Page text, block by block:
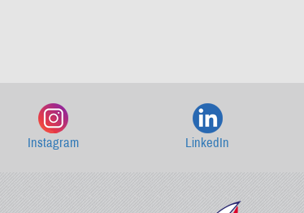
Instagram LinkedIn